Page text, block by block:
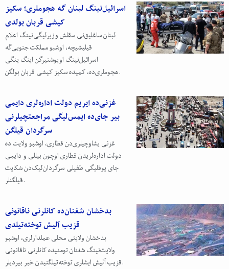
اسرائیل‌نینگ لبنان گه هجوملری؛ سکیز
کیشی قربان بولدی
لبنان ساغلیق‌نی سقلش وزیرلیگی‌نینگ اعلام
قیلیشیچه، اوشبو مملکت جنوبی‌گه
اسرائیل‌نینگ اویوشتیرگن اینگ ینگی
هجوملری‌ده، کمیده سکیز کیشی قربان بولگن.
غزنی‌ده ایریم دولت اداره‌لری‌ دایمی
بیر جای‌ده ایمس‌لیگی مراجعتچیلرنی
سرگردان قیلگن
غزنی یشاوچیلری‌دن قطاری، اوشبو ولایت ده
دولت اداره‌لریدن قطاری اوچون بیللی و دایمی
جای یوقلیگی طفیلی سرگردان‌لیک‌دن شکایت
قیلگنلر.
بدخشان شغنان‌ده کانلرنی ناقانونی
قزیب آلیش توخته‌تیلدی
بدخشان ولایتی محلی عملدارلری، اوشبو
ولایت‌نینگ شغنان تومنیده کانلرنی ناقانونی
قزیب آلیش ایشلری توخته‌تیلگنیدن خبر بیردیلر.